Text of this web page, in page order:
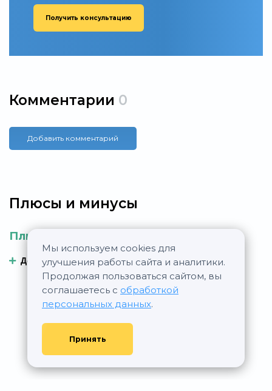
Мы используем cookies для
улучшения работы сайта и аналитики.
Продолжая пользоваться сайтом, вы
соглашаетесь с обработкой
персональных данных.
Принять
Получить консультацию
Комментарии 0
Добавить комментарий
Плюсы и минусы
Плюсы
Добавить плюс Добавить минус